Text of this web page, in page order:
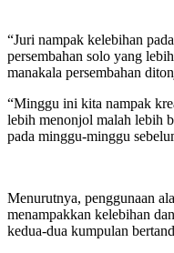
“Juri nampak kelebihan
persembahan solo yang
manakala persembahan
“Minggu ini kita nampak
lebih menonjol malah lebih
pada minggu-minggu
Menurutnya, penggunaan
menampakkan kelebihan
kedua-dua kumpulan